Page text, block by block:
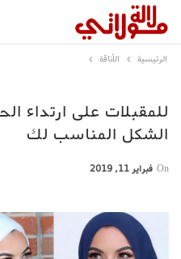
الرئيسية الأناقة
للمقبلات على ارتداء
الشكل المناسب لك
On فبراير 11, 2019